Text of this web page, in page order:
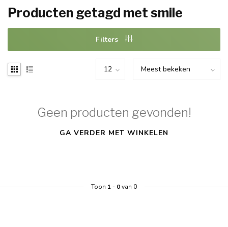
Producten getagd met smile
Filters
Geen producten gevonden!
GA VERDER MET WINKELEN
Toon 1- 0van 0